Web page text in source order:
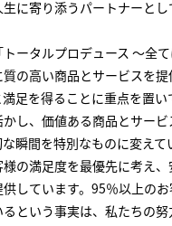
に寄り添うパートナーとし
ータルプロデュース ～全
の高い商品とサービスを
足を得ることに重点を置
し、価値ある商品とサービ
瞬間を特別なものに変えて
の満足度を最優先に考え
しています。95％以上の
という事実は、私たちの